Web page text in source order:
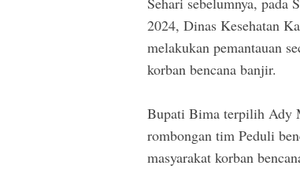
2024, Dinas Kesehatan
melakukan pemantauan
korban bencana banjir.
Bupati Bima terpilih Ady
rombongan tim Peduli
masyarakat korban